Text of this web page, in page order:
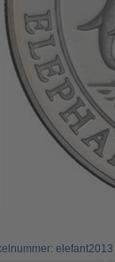
elefant2013